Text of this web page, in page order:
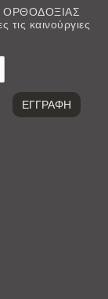
ΟΡΘΟΔΟΞΙΑΣ
καινούργιες